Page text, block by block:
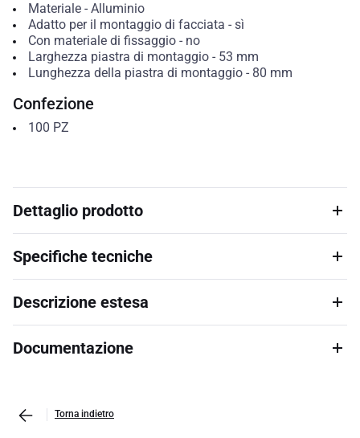
Materiale- Alluminio
Adatto per il montaggio di facciata - sì
Con materiale di fissaggio- no
Larghezza piastra di montaggio- 53 mm
Lunghezza della piastra di montaggio- 80 mm
Confezione
100 PZ
Dettaglio prodotto
Specifiche tecniche
Descrizione estesa
Documentazione
Torna indietro